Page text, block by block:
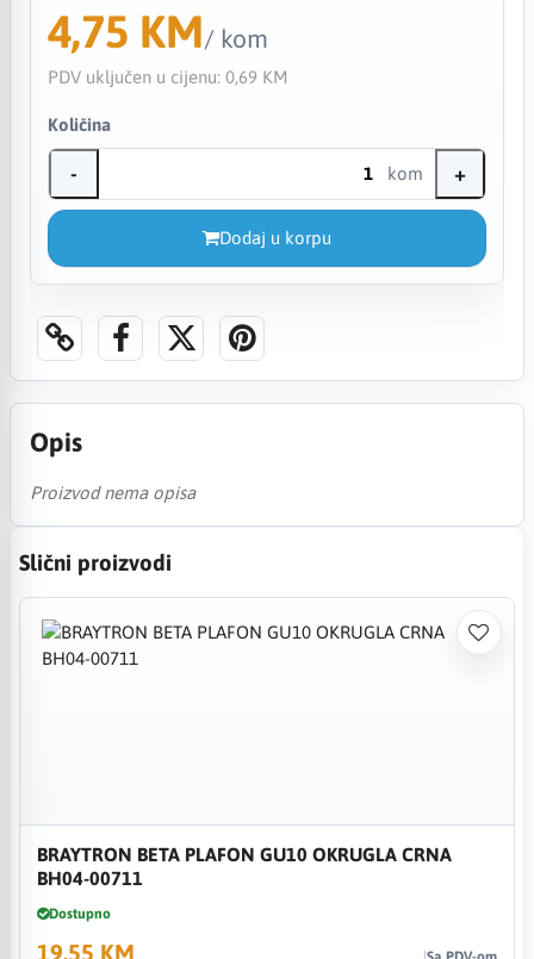
4,75 KM/ kom
PDV uključen u cijenu: 0,69 KM
Količina
- kom +
Dodaj u korpu
Opis
Proizvod nema opisa
Slični proizvodi
BRAYTRON BETA PLAFON GU10 OKRUGLA CRNA
BH04-00711
Dostupno
19,55 KM